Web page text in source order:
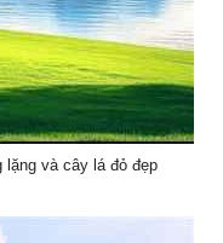
lặng và cây lá đỏ đẹp